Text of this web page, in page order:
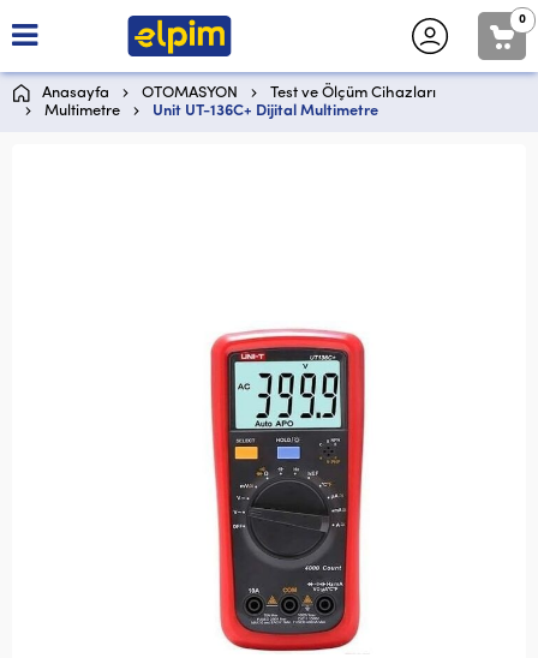
0
Anasayfa OTOMASYON
Test ve Ölçüm Cihazları
Multimetre
Unit UT-136C+ Dijital Multimetre